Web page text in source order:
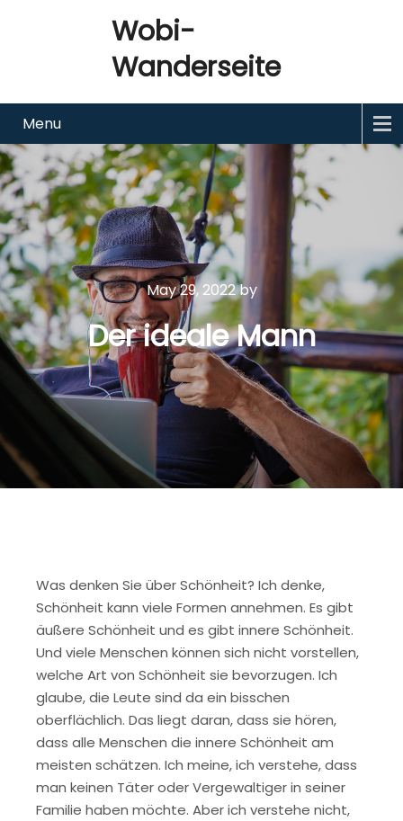
Wobi-
Wanderseite
Menu
May 29, 2022by
Der ideale Mann
Was denken Sie über Schönheit? Ich denke,
Schönheit kann viele Formen annehmen. Es gibt
äußere Schönheit und es gibt innere Schönheit.
Und viele Menschen können sich nicht vorstellen,
welche Art von Schönheit sie bevorzugen. Ich
glaube, die Leute sind da ein bisschen
oberflächlich. Das liegt daran, dass sie hören,
dass alle Menschen die innere Schönheit am
meisten schätzen. Ich meine, ich verstehe, dass
man keinen Täter oder Vergewaltiger in seiner
Familie haben möchte. Aber ich verstehe nicht,